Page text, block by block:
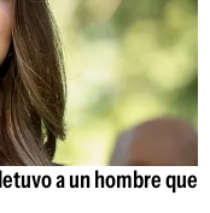
a un hombre que